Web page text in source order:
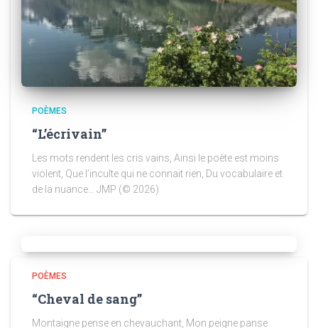
POÈMES
“L’écrivain”
Les mots rendent les cris vains, Ainsi le poète est moins
violent, Que l’inculte qui ne connait rien, Du vocabulaire et
de la nuance… JMP (© 2026)
POÈMES
“Cheval de sang”
Montaigne pense en chevauchant, Mon peigne panse